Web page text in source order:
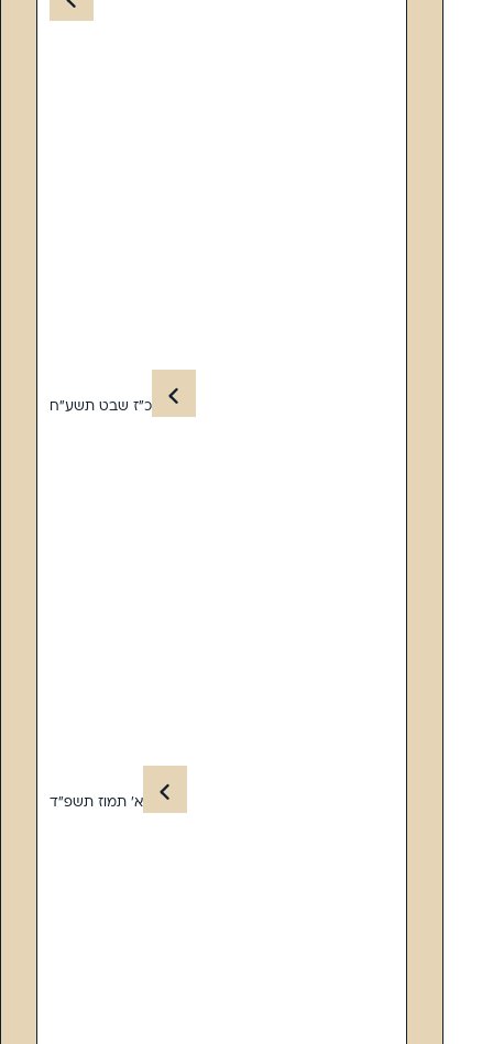
כ”ז שבט תשע”ח
א’ תמוז תשפ”ד